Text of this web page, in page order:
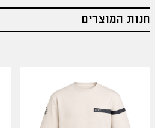
חנות המוצרים